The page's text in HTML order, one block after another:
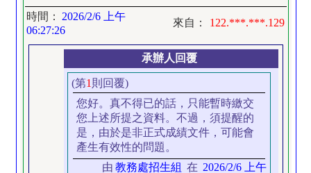
時間：
2026/2/6 上午
06:27:26
來自： 122.***.***.129
承辦人回覆
(第1 則回覆)
您好。真不得已的話，只能暫時繳交
您上述所提之資料。不過，須提醒的
是，由於是非正式成績文件，可能會
產生有效性的問題。
由 教務處招生組 在 2026/2/6 上午